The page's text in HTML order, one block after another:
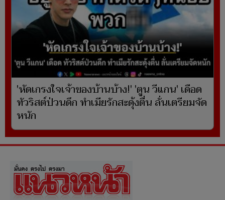
'หัดเกรงใจเจ้าของบ้านบ้าง!' 'ตูน วีแกน' เดือด
ทัวริสต์ป่วนดึก ทำเมียรักสะดุ้งตื่น ลั่นเตรียมจัด
หนัก